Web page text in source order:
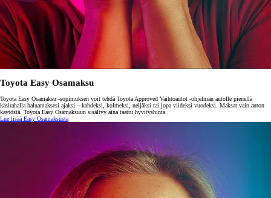
Toyota Easy Osamaksu
Toyota Easy Osamaksu -sopimuksen voit tehdä Toyota Approved Vaihtoautot -ohjelman autolle pienellä
käsirahalla haluamaksesi ajaksi – kahdeksi, kolmeksi, neljäksi tai jopa viideksi vuodeksi. Maksat vain auton
käytöstä. Toyota Easy Osamaksuun sisältyy aina taattu hyvityshinta.
Lue lisää Easy Osamaksusta